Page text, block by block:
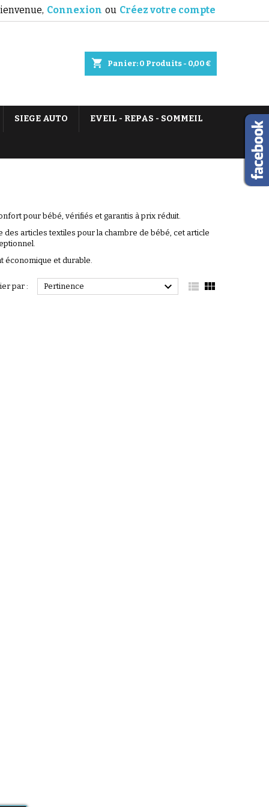
Connexion ou Créez votre compte
shopping_cart Panier: 0 Produits - 0,00 €
SIEGE AUTO EVEIL - REPAS - SOMMEIL
pour bébé, vérifiés et garantis à prix réduit.
des articles textiles pour la chambre de bébé, cet article
économique et durable.
par : Pertinence   